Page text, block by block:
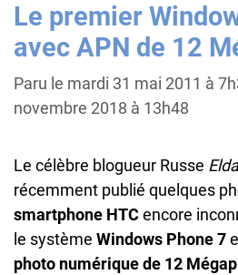
Le premier
avec APN de 12
Paru le mardi 31 mai 2011 à
novembre 2018 à 13h48
Le célèbre blogueur Russe
récemment publié quelques
smartphone HTC encore
le système Windows Phone 7
photo numérique de 12